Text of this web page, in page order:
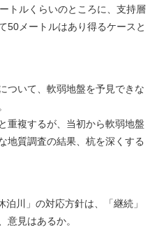
トルくらいのところに、支持層
50メートルはあり得るケースと
ついて、軟弱地盤を予見できな
重複するが、当初から軟弱地盤
地質調査の結果、杭を深くする
川」の対応方針は、「継続」
意見はあるか。